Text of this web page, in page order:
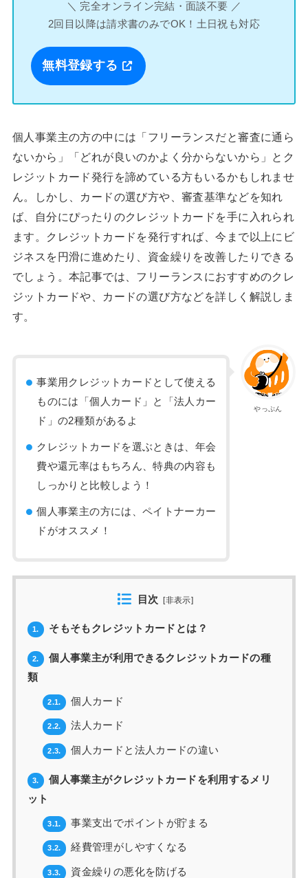
＼ 完全オンライン完結・面談不要 ／
2回目以降は請求書のみでOK！土日祝も対応
無料登録する
個人事業主の方の中には「フリーランスだと審査に通ら
ないから」「どれが良いのかよく分からないから」とク
レジットカード発行を諦めている方もいるかもしれませ
ん。しかし、カードの選び方や、審査基準などを知れ
ば、自分にぴったりのクレジットカードを手に入れられ
ます。クレジットカードを発行すれば、今まで以上にビ
ジネスを円滑に進めたり、資金繰りを改善したりできる
でしょう。本記事では、フリーランスにおすすめのクレ
ジットカードや、カードの選び方などを詳しく解説しま
す。
やっぷん
事業用クレジットカードとして使える
ものには「個人カード」と「法人カー
ド」の2種類があるよ
クレジットカードを選ぶときは、年会
費や還元率はもちろん、特典の内容も
しっかりと比較しよう！
個人事業主の方には、ペイトナーカー
ドがオススメ！
目次 [非表示]
1. そもそもクレジットカードとは？
2.
個人事業主が利用できるクレジットカードの種
類
2.1. 個人カード
2.2. 法人カード
2.3. 個人カードと法人カードの違い
3.
個人事業主がクレジットカードを利用するメリ
ット
3.1. 事業支出でポイントが貯まる
3.2. 経費管理がしやすくなる
3.3. 資金繰りの悪化を防げる